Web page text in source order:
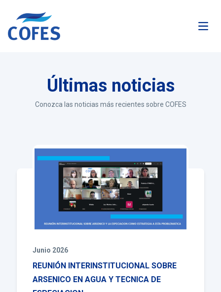
Abrir
Últimas noticias
Conozca las noticias más recientes sobre COFES
Junio 2026
REUNIÓN INTERINSTITUCIONAL SOBRE
ARSENICO EN AGUA Y TECNICA DE